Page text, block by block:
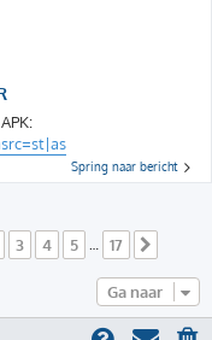
Spring naar bericht
van 17
3 4 5 17
Ga naar